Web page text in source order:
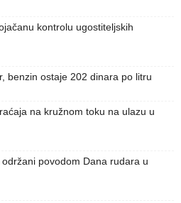
kontrolu ugostiteljskih
benzin ostaje 202 dinara po litru
na kružnom toku na ulazu u
povodom Dana rudara u